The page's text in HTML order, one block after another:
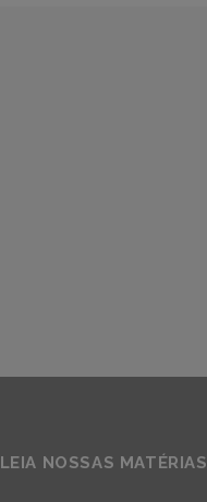
LEIA NOSSAS MATÉRIAS